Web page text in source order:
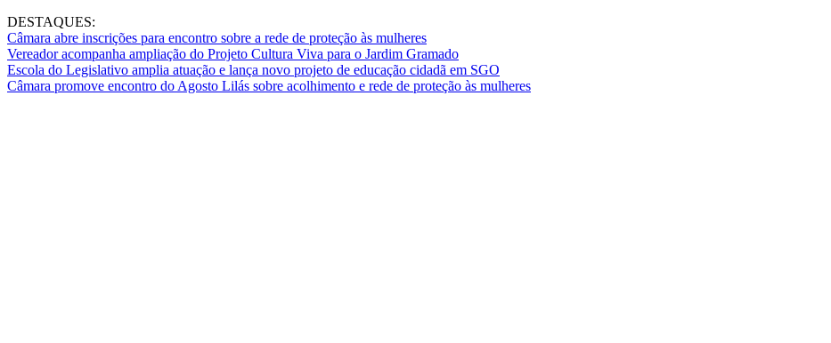
DESTAQUES:
Câmara abre inscrições para encontro sobre a rede de proteção às mulheres
Vereador acompanha ampliação do Projeto Cultura Viva para o Jardim Gramado
Escola do Legislativo amplia atuação e lança novo projeto de educação cidadã em SGO
Câmara promove encontro do Agosto Lilás sobre acolhimento e rede de proteção às mulheres